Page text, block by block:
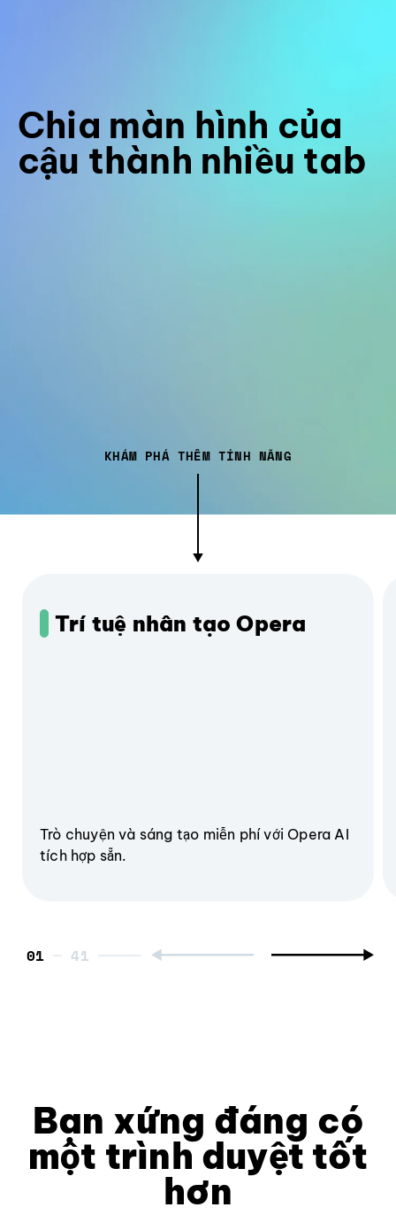
Chia màn hình của
cậu thành nhiều tab
KHÁM PHÁ THÊM TÍNH NĂNG
Trí tuệ nhân tạo Opera
Trò chuyện và sáng tạo miễn phí với Opera AI
tích hợp sẵn.
01
Bạn xứng đáng có
một trình duyệt tốt
hơn